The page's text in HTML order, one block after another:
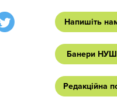
Напишіть
Банери НУШ
Редакційна